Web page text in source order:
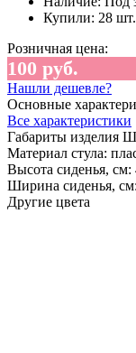
Купили: 28 шт.
Розничная цена:
100 руб.
Нашли дешевле?
Основные
Все характеристики
Габариты изделия
Материал стула:
Высота сиденья, см:
Ширина сиденья, см:
Другие цвета